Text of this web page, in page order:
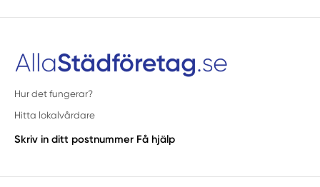
Hur det fungerar?
Hitta lokalvårdare
Skriv in ditt postnummer Få hjälp